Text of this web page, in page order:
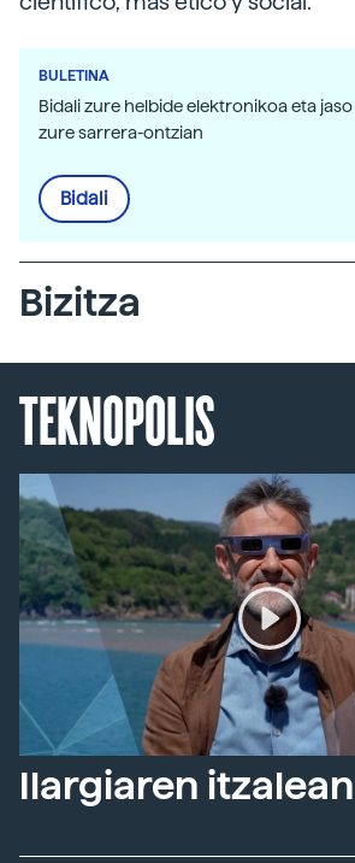
BULETINA
Bidali zure helbide elektronikoa eta
zure sarrera-ontzian
Bidali
Bizitza
TEKNOPOLIS
Ilargiaren itzalean